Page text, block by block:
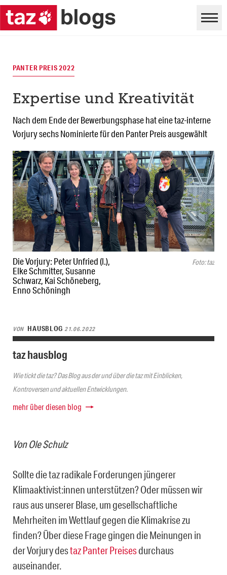
Die Vorjury: Peter Unfried (l.),
Elke Schmitter, Susanne
Schwarz, Kai Schöneberg,
Enno Schöningh
Foto: taz
PANTER PREIS 2022
Expertise und Kreativität
Nach dem Ende der Bewerbungsphase hat eine taz-interne
Vorjury sechs Nominierte für den Panter Preis ausgewählt
VON HAUSBLOG 21.06.2022
taz hausblog
Wie tickt die taz? Das Blog aus der und über die taz mit Einblicken,
Kontroversen und aktuellen Entwicklungen.
mehr über diesen blog
VonOle Schulz
Sollte die taz radikale Forderungen jüngerer
Klimaaktivist:innen unterstützen? Oder müssen wir
raus aus unserer Blase, um gesellschaftliche
Mehrheiten im Wettlauf gegen die Klimakrise zu
finden? Über diese Frage gingen die Meinungen in
der Vorjury destaz Panter Preisesdurchaus
auseinander.